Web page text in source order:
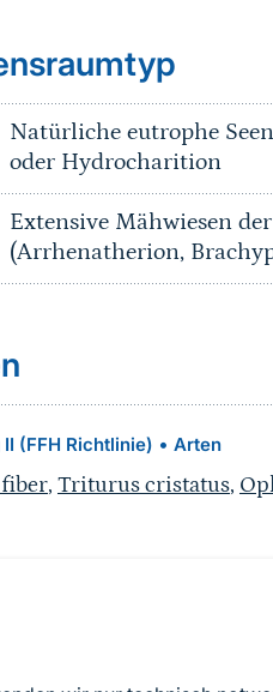
Natürliche eutrophe
oder Hydrocharition
Extensive Mähwiesen
(Arrhenatherion,
(FFH Richtlinie) • Arten
fiber, Triturus cristatus,